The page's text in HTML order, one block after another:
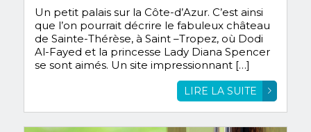
Un petit palais sur la Côte-d’Azur. C’est ainsi
que l’on pourrait décrire le fabuleux château
de Sainte-Thérèse, à Saint –Tropez, où Dodi
Al-Fayed et la princesse Lady Diana Spencer
se sont aimés. Un site impressionnant […]
LIRE LA SUITE